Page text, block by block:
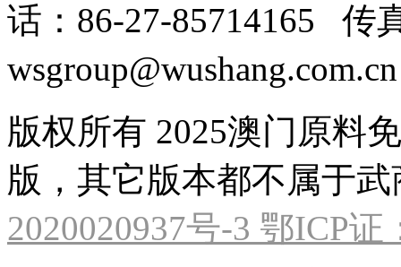
话：86-27-85714165 传
版权所有 2025澳门原料
版，其它版本都不属于
2020020937号-3 鄂ICP证